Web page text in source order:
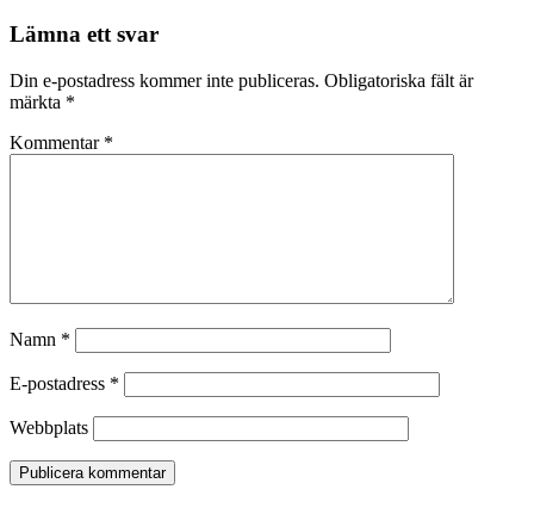
Lämna ett svar
Din e-postadress kommer inte publiceras. Obligatoriska fält är
märkta *
Kommentar *
Namn *
E-postadress *
Webbplats